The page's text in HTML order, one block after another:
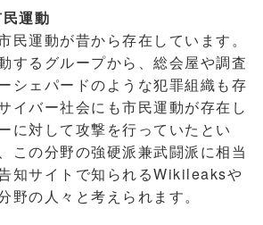
運動
民運動が昔から存在しています。
するグループから、総会屋や調査
シェパードのような犯罪組織も存
イバー社会にも市民運動が存在し
に対して攻撃を行っていたとい
この分野の強硬派兼武闘派に相当
知サイトで知られるWikileaksや
野の人々と考えられます。